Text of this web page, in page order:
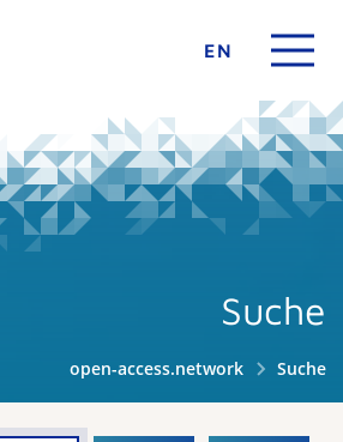
EN
Suche
open-access.network Suche